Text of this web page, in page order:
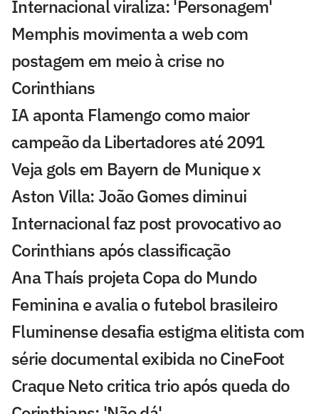
Internacional viraliza: 'Personagem'
Memphis movimenta a web com
postagem em meio à crise no
Corinthians
IA aponta Flamengo como maior
campeão da Libertadores até 2091
Veja gols em Bayern de Munique x
Aston Villa: João Gomes diminui
Internacional faz post provocativo ao
Corinthians após classificação
Ana Thaís projeta Copa do Mundo
Feminina e avalia o futebol brasileiro
Fluminense desafia estigma elitista com
série documental exibida no CineFoot
Craque Neto critica trio após queda do